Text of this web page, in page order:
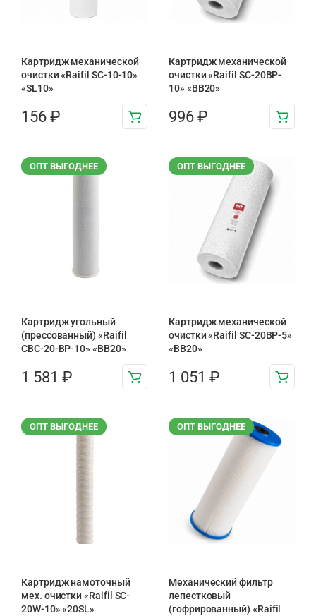
Картридж механической
очистки «Raifil SC-10-10»
«SL10»
156 ₽
Картридж механической
очистки «Raifil SC-20BP-
10» «BB20»
996 ₽
ОПТ ВЫГОДНЕЕ
Картридж угольный
(прессованный) «Raifil
CBC-20-BP-10» «BB20»
1 581 ₽
ОПТ ВЫГОДНЕЕ
Картридж механической
очистки «Raifil SC-20BP-5»
«BB20»
1 051 ₽
ОПТ ВЫГОДНЕЕ
Картридж намоточный
мех. очистки «Raifil SC-
20W-10» «20SL»
ОПТ ВЫГОДНЕЕ
Механический фильтр
лепестковый
(гофрированный) «Raifil